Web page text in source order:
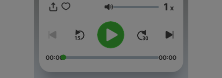
Volume 1 x
00:00 00:00